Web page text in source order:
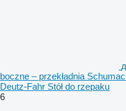
boczne – przekładnia
Deutz-Fahr Stół do rzepaku
6